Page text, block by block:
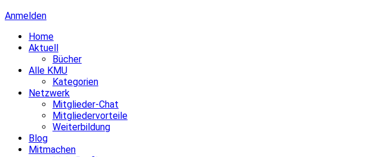
Anmelden
Home
Aktuell
Bücher
Alle KMU
Kategorien
Netzwerk
Mitglieder-Chat
Mitgliedervorteile
Weiterbildung
Blog
Mitmachen